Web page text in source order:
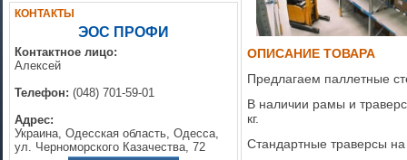
КОНТАКТЫ
ЭОС ПРОФИ
Контактное лицо:
Алексей
Телефон: (048) 701-59-01
Адрес:
Украина, Одесская область, Одесса,
ул. Черноморского Казачества, 72
ОПИСАНИЕ ТОВАРА
Предлагаем паллетные
В наличии рамы и
кг.
Стандартные траверсы